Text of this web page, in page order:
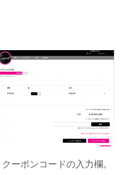
ーポンコードの入力欄。